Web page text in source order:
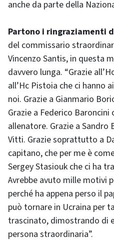
anche da parte della
Partono i ringraziamenti
del commissario
Vincenzo Santis, in questa
davvero lunga. “Grazie
all’Hc Pistoia che ci hanno
noi. Grazie a Gianmario
Grazie a Federico Baroncini
allenatore. Grazie a Sandro
Vitti. Grazie soprattutto a
capitano, che per me è
Sergey Stasiouk che ci ha
Avrebbe avuto mille motivi
perché ha appena perso il
può tornare in Ucraina per
trascinato, dimostrando di
persona straordinaria”.